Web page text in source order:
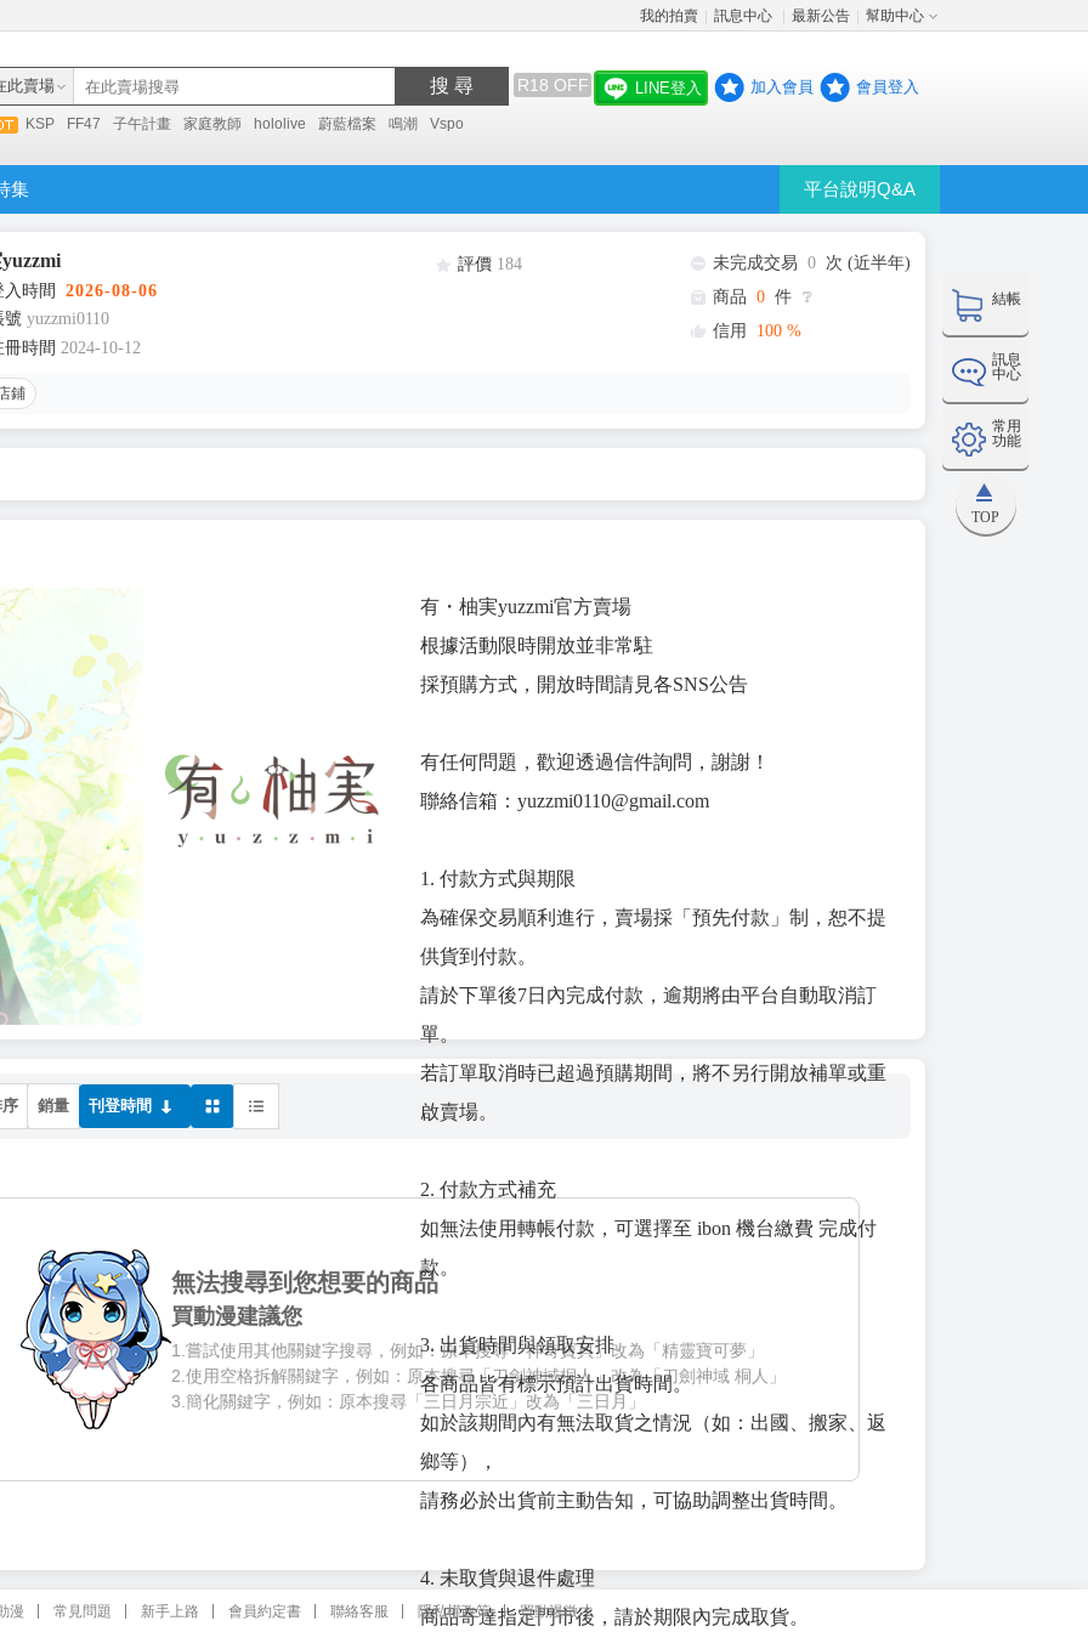
我的拍賣 訊息中心 最新公告 幫助中心
此賣場 搜 尋 R18 OFF
KSP FF47 子午計畫 家庭教師 hololive 蔚藍檔案 鳴潮 Vspo
LINE登入 加入會員 會員登入
集 平台說明Q&A
結帳
訊息
中心
常用
功能
TOP
時間
2026-08-06
號 yuzzmi0110
時間 2024-10-12
評價 184 未完成交易 0 次 (近半年)
商品 0 件 ❔
信用
100 %
鋪
有・柚実yuzzmi官方賣場
根據活動限時開放並非常駐
採預購方式，開放時間請見各SNS公告
有任何問題，歡迎透過信件詢問，謝謝！
聯絡信箱：yuzzmi0110@gmail.com
1. 付款方式與期限
為確保交易順利進行，賣場採「預先付款」制，恕不提
供貨到付款。
請於下單後7日內完成付款，逾期將由平台自動取消訂
單。
若訂單取消時已超過預購期間，將不另行開放補單或重
啟賣場。
2. 付款方式補充
如無法使用轉帳付款，可選擇至 ibon 機台繳費 完成付
款。
3. 出貨時間與領取安排
各商品皆有標示預計出貨時間。
如於該期間內有無法取貨之情況（如：出國、搬家、返
鄉等），
請務必於出貨前主動告知，可協助調整出貨時間。
4. 未取貨與退件處理
商品寄達指定門市後，請於期限內完成取貨。
銷量 刊登時間
無法搜尋到您想要的商品
買動漫建議您
1.嘗試使用其他關鍵字搜尋，例如：原本搜尋「神奇寶貝」改為「精靈寶可夢」
2.使用空格拆解關鍵字，例如：原本搜尋「刀劍神域桐人」改為「刀劍神域 桐人」
3.簡化關鍵字，例如：原本搜尋「三日月宗近」改為「三日月」
漫 常見問題 新手上路 會員約定書 聯絡客服 隱私權政策 買動漫徵才